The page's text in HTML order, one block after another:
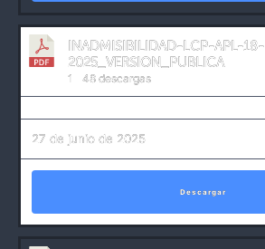
INADMISIBILIDAD-LCP-APL-18-
2025_VERSION_PUBLICA
1 48 descargas
27 de junio de 2025
Descargar